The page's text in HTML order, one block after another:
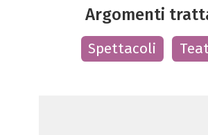
Argomenti
Spettacoli